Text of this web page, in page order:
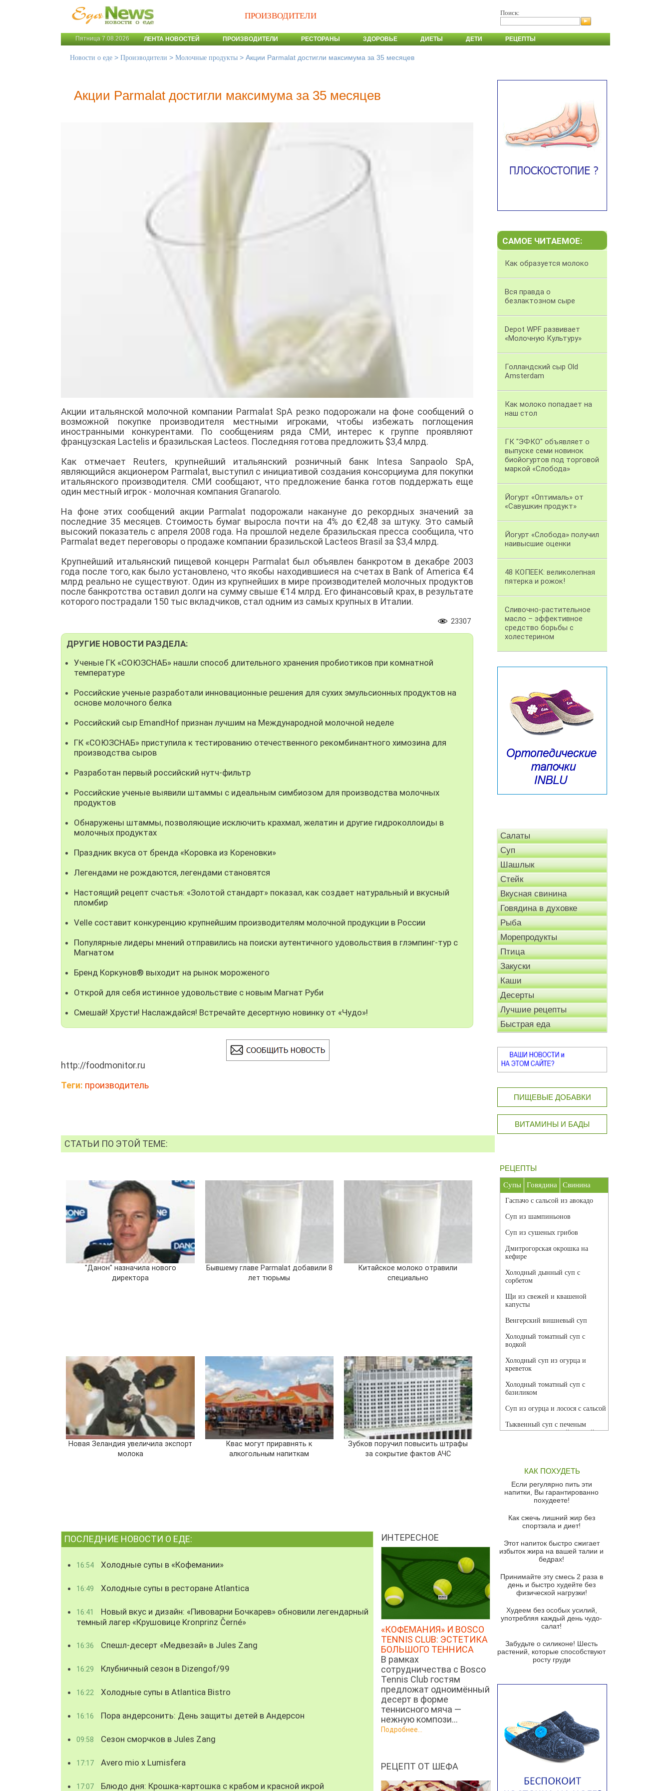
ПРОИЗВОДИТЕЛИ Поиск:
Пятница 7.08.2026 ЛЕНТА НОВОСТЕЙ ПРОИЗВОДИТЕЛИ РЕСТОРАНЫ ЗДОРОВЬЕ ДИЕТЫ ДЕТИ РЕЦЕПТЫ
Новости о еде > Производители > Молочные продукты > Акции Parmalat достигли максимума за 35 месяцев
Акции Parmalat достигли максимума за 35 месяцев
Акции итальянской молочной компании Parmalat SpA резко подорожали на фоне сообщений о
возможной покупке производителя местными игроками, чтобы избежать поглощения
иностранными конкурентами. По сообщениям ряда СМИ, интерес к группе проявляют
французская Lactelis и бразильская Lacteos. Последняя готова предложить $3,4 млрд.
Как отмечает Reuters, крупнейший итальянский розничный банк Intesa Sanpaolo SpA,
являющийся акционером Parmalat, выступил с инициативой создания консорциума для покупки
итальянского производителя. СМИ сообщают, что предложение банка готов поддержать еще
один местный игрок - молочная компания Granarolo.
На фоне этих сообщений акции Parmalat подорожали накануне до рекордных значений за
последние 35 месяцев. Стоимость бумаг выросла почти на 4% до €2,48 за штуку. Это самый
высокий показатель с апреля 2008 года. На прошлой неделе бразильская пресса сообщила, что
Parmalat ведет переговоры о продаже компании бразильской Lacteos Brasil за $3,4 млрд.
Крупнейший итальянский пищевой концерн Parmalat был объявлен банкротом в декабре 2003
года после того, как было установлено, что якобы находившиеся на счетах в Bank of America €4
млрд реально не существуют. Один из крупнейших в мире производителей молочных продуктов
после банкротства оставил долги на сумму свыше €14 млрд. Его финансовый крах, в результате
которого пострадали 150 тыс вкладчиков, стал одним из самых крупных в Италии.
23307
ДРУГИЕ НОВОСТИ РАЗДЕЛА:
Ученые ГК «СОЮЗСНАБ» нашли способ длительного хранения пробиотиков при комнатной
температуре
Российские ученые разработали инновационные решения для сухих эмульсионных продуктов на
основе молочного белка
Российский сыр EmandHof признан лучшим на Международной молочной неделе
ГК «СОЮЗСНАБ» приступила к тестированию отечественного рекомбинантного химозина для
производства сыров
Разработан первый российский нутч-фильтр
Российские ученые выявили штаммы с идеальным симбиозом для производства молочных
продуктов
Обнаружены штаммы, позволяющие исключить крахмал, желатин и другие гидроколлоиды в
молочных продуктах
Праздник вкуса от бренда «Коровка из Кореновки»
Легендами не рождаются, легендами становятся
Настоящий рецепт счастья: «Золотой стандарт» показал, как создает натуральный и вкусный
пломбир
Velle составит конкуренцию крупнейшим производителям молочной продукции в России
Популярные лидеры мнений отправились на поиски аутентичного удовольствия в глэмпинг-тур с
Магнатом
Бренд Коркунов® выходит на рынок мороженого
Открой для себя истинное удовольствие с новым Магнат Руби
Смешай! Хрусти! Наслаждайся! Встречайте десертную новинку от «Чудо»!
http://foodmonitor.ru
Теги: производитель
СТАТЬИ ПО ЭТОЙ ТЕМЕ:
"Данон" назначила нового
директора
Бывшему главе Parmalat добавили 8
лет тюрьмы
Китайское молоко отравили
специально
Новая Зеландия увеличила экспорт
молока
Квас могут приравнять к
алкогольным напиткам
Зубков поручил повысить штрафы
за сокрытие фактов АЧС
ПОСЛЕДНИЕ НОВОСТИ О ЕДЕ:
16:54 Холодные супы в «Кофемании»
16:49 Холодные супы в ресторане Atlantica
16:41
Новый вкус и дизайн: «Пивоварни Бочкарев» обновили легендарный
темный лагер «Крушовице Kronprinz Černé»
16:36 Спешл-десерт «Медвезай» в Jules Zang
16:29 Клубничный сезон в Dizengof/99
16:22 Холодные супы в Atlantica Bistro
16:16 Пора андерсонить: День защиты детей в Андерсон
09:58 Сезон сморчков в Jules Zang
17:17 Avero mio x Lumisfera
17:07 Блюдо дня: Крошка-картошка с крабом и красной икрой
ИНТЕРЕСНОЕ
«КОФЕМАНИЯ» И BOSCO
TENNIS CLUB: ЭСТЕТИКА
БОЛЬШОГО ТЕННИСА
В рамках
сотрудничества с Bosco
Tennis Club гостям
предложат одноимённый
десерт в форме
теннисного мяча —
нежную компози...
Подробнее...
РЕЦЕПТ ОТ ШЕФА
САМОЕ ЧИТАЕМОЕ:
Как образуется молоко
Вся правда о
безлактозном сыре
Depot WPF развивает
«Молочную Культуру»
Голландский сыр Old
Amsterdam
Как молоко попадает на
наш стол
ГК "ЭФКО" объявляет о
выпуске семи новинок
биойогуртов под торговой
маркой «Слобода»
Йогурт «Оптималь» от
«Савушкин продукт»
Йогурт «Слобода» получил
наивысшие оценки
48 КОПЕЕК: великолепная
пятерка и рожок!
Сливочно-растительное
масло – эффективное
средство борьбы с
холестерином
Салаты
Суп
Шашлык
Стейк
Вкусная свинина
Говядина в духовке
Рыба
Морепродукты
Птица
Закуски
Каши
Десерты
Лучшие рецепты
Быстрая еда
ПИЩЕВЫЕ ДОБАВКИ
ВИТАМИНЫ И БАДЫ
РЕЦЕПТЫ
Супы Говядина Свинина
Гаспачо с сальсой из авокадо
Суп из шампиньонов
Суп из сушеных грибов
Дмитрогорская окрошка на
кефире
Холодный дынный суп с
сорбетом
Щи из свежей и квашеной
капусты
Венгерский вишневый суп
Холодный томатный суп с
водкой
Холодный суп из огурца и
креветок
Холодный томатный суп с
базиликом
Суп из огурца и лосося с сальсой
Тыквенный суп с печеным
чесноком и томатной сальсой
красного перца
Парижский луковый суп
Суп из спаржи и горошка с
Суп-крем из цветной капусты
Французский луковый суп
Суп из баклажанов с моцареллой
Грибной крем-суп с кростини с
козьим сыром
Суп мисо с зеленым луком и
тофу
из рукколы
Португальский чесночный суп с
Ирландский картофельный суп
Суп из пастернака
Пряный морковный суп во время
зимних холодов
Американский суп из красной
КАК ПОХУДЕТЬ
Если регулярно пить эти
напитки, Вы гарантированно
похудеете!
Как сжечь лишний жир без
спортзала и диет!
Этот напиток быстро сжигает
избыток жира на вашей талии и
бедрах!
Принимайте эту смесь 2 раза в
день и быстро худейте без
физической нагрузки!
Худеем без особых усилий,
употребляя каждый день чудо-
салат!
Забудьте о силиконе! Шесть
растений, которые способствуют
росту груди